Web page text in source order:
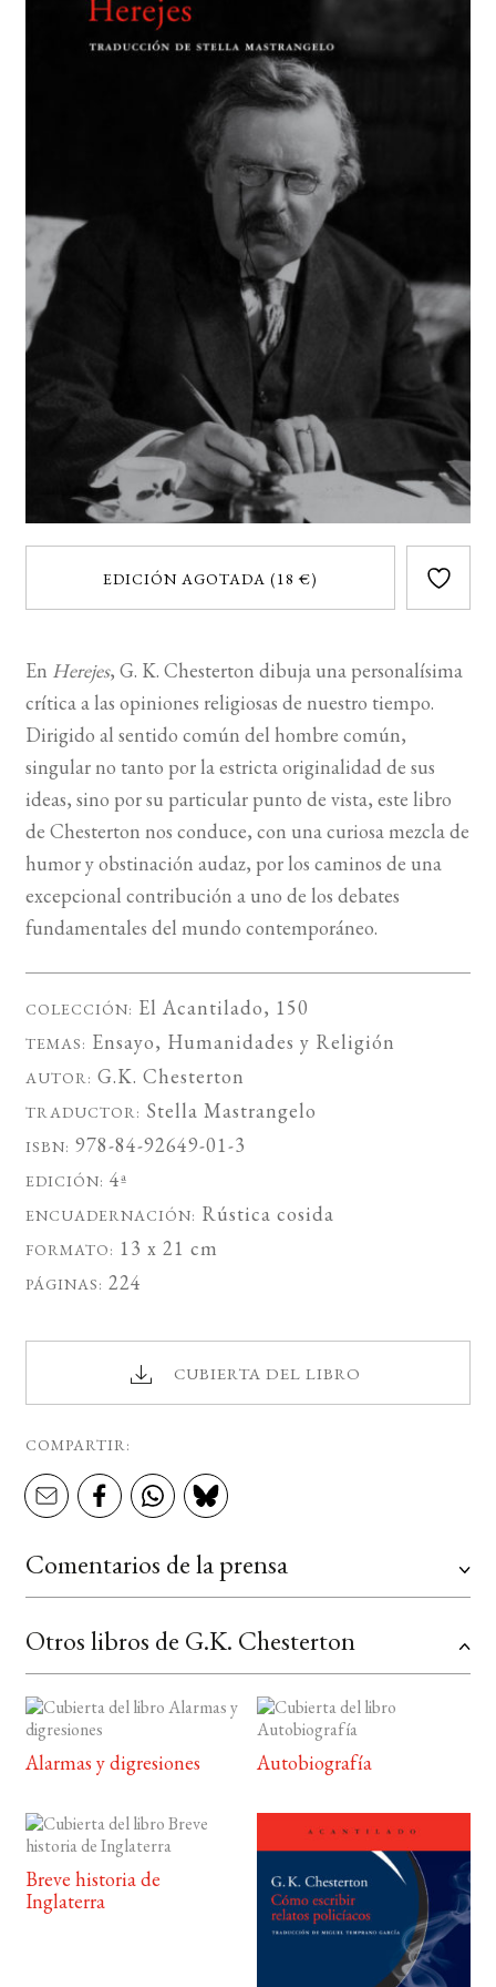
BUSCAR
LISTA DE LIBROS
EDICIÓN AGOTADA (18 €)
En Herejes, G. K. Chesterton dibuja una personalísima
crítica a las opiniones religiosas de nuestro tiempo.
Dirigido al sentido común del hombre común,
singular no tanto por la estricta originalidad de sus
ideas, sino por su particular punto de vista, este libro
de Chesterton nos conduce, con una curiosa mezcla de
humor y obstinación audaz, por los caminos de una
excepcional contribución a uno de los debates
fundamentales del mundo contemporáneo.
COLECCIÓN: El Acantilado, 150
TEMAS: Ensayo, Humanidades y Religión
AUTOR: G.K. Chesterton
TRADUCTOR: Stella Mastrangelo
ISBN: 978-84-92649-01-3
EDICIÓN: 4ª
ENCUADERNACIÓN: Rústica cosida
FORMATO: 13 x 21 cm
PÁGINAS: 224
CUBIERTA DEL LIBRO
COMPARTIR:
Comentarios de la prensa
Otros libros de G.K. Chesterton
Alarmas y digresiones Autobiografía
Breve historia de
Inglaterra